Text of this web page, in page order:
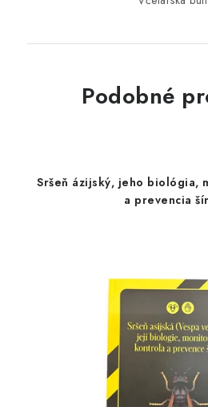
Podobné
Sršeň ázijský, jeho biológia,
a prevencia